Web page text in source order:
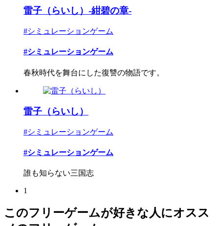
雷子（らいし）-紺碧の章-
#シミュレーションゲーム
#シミュレーションゲーム
春秋時代を舞台にした復讐の物語です。
雷子（らいし）
#シミュレーションゲーム
#シミュレーションゲーム
誰も知らない三国志
1
このフリーゲームが好きな人にオスス